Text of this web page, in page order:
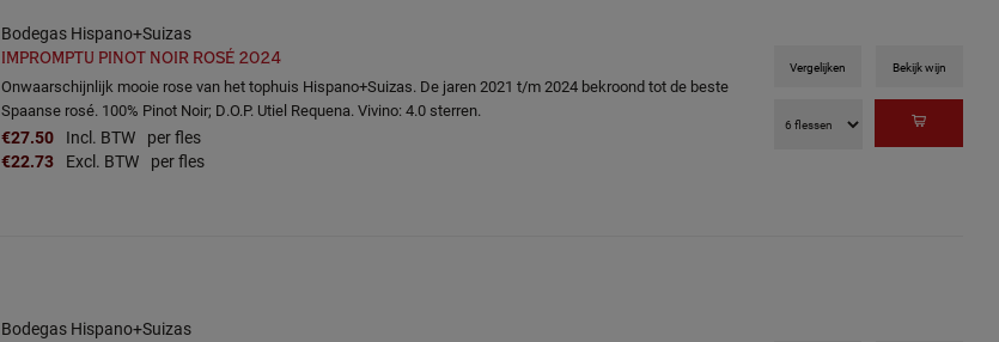
Bodegas Hispano+Suizas
IMPROMPTU PINOT NOIR ROSÉ 2024
Onwaarschijnlijk mooie rose van het tophuis Hispano+Suizas. De jaren 2021 t/m 2024 bekroond tot de beste
Spaanse rosé. 100% Pinot Noir; D.O.P. Utiel Requena. Vivino: 4.0 sterren.
€27.50 Incl. BTW per fles
€22.73 Excl. BTW per fles
Vergelijken Bekijk wijn
Bodegas Hispano+Suizas